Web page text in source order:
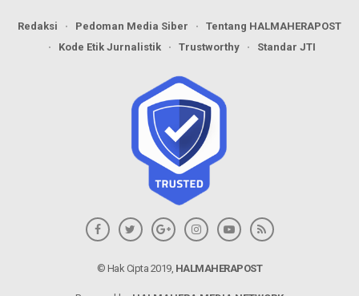
Redaksi Pedoman Media Siber
Tentang HALMAHERAPOST
Kode Etik Jurnalistik
Trustworthy Standar JTI
© Hak Cipta 2019, HALMAHERAPOST